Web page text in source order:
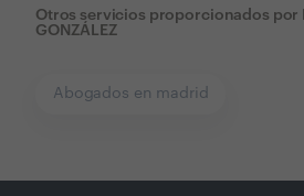
Otros servicios proporcionados por
GONZÁLEZ
Abogados en madrid